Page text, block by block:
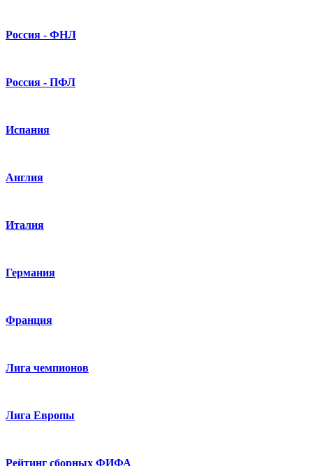
Россия - ФНЛ
Россия - ПФЛ
Испания
Англия
Италия
Германия
Франция
Лига чемпионов
Лига Европы
Рейтинг сборных ФИФА